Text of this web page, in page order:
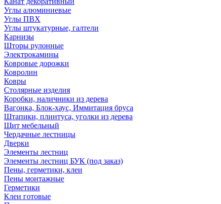
Углы алюминиевые
Углы ПВХ
Углы штукатурные, галтели
Карнизы
Шторы рулонные
Электрокамины
Ковровые дорожки
Ковролин
Ковры
Столярные изделия
Коробки, наличники из дерева
Вагонка, Блок-хаус, Иммитация бруса
Штапики, плинтуса, уголки из дерева
Щит мебельный
Чердачные лестницы
Дверки
Элементы лестниц
Элементы лестниц БУК (под заказ)
Пены, герметики, клеи
Пены монтажные
Герметики
Клеи готовые